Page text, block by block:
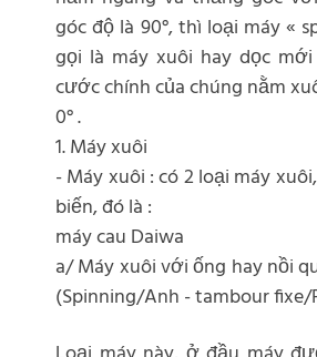
góc độ là 90°, thì loại máy «
gọi là máy xuôi hay dọc
cước chính của chúng nằm
0° .
1. Máy xuôi
- Máy xuôi : có 2 loại máy
biến, đó là :
máy cau Daiwa
a/ Máy xuôi với ống hay nồi
(Spinning/Anh - tambour fixe/